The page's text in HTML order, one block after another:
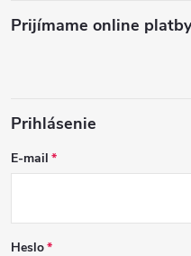
Prijímame online platby
Prihlásenie
E-mail
Heslo